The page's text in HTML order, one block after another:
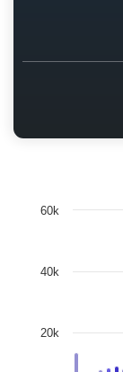
20k
40k
60k